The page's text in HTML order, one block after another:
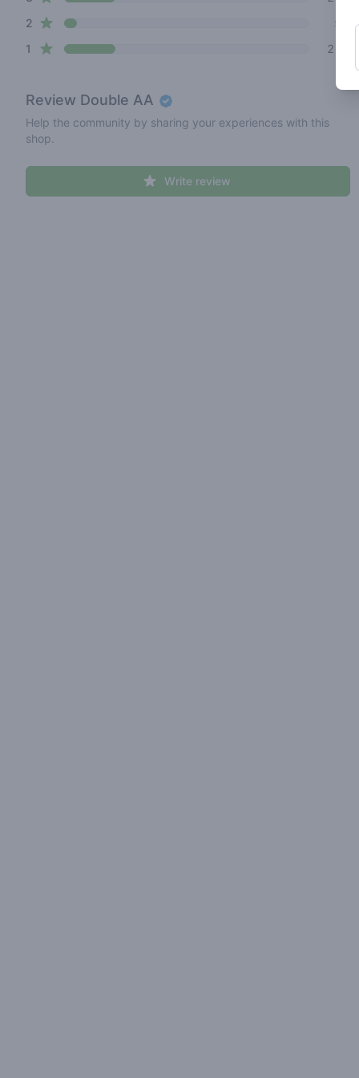
2 star reviews
1 star reviews 21%
Review Double AA
Help the community by sharing your experiences with this
shop.
Write review